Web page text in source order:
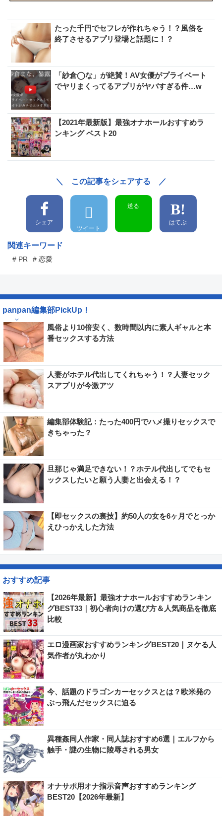
たった千円でセフレが作れちゃう！？風俗を
終了させるアプリ登場と話題に！？
「紗倉◯な」が絶賛！AV女優がプライベート
でヤリまくってるアプリがヤバすぎる件…w
【2021年最新版】最強オナホールおすすめラ
ンキング ベスト20
＼ この記事をシェアする ／
シェア
ツイート
送る
はてぶ
関連キーワード
# PR # 恋愛
panpan編集部PickUp！
風俗より10倍安く、数時間以内に素人ギャルと本
番セックスする方法
人妻がホテル代出してくれちゃう！？人妻セック
スアプリが今激アツ
編集部体験記：たった400円でハメ撮りセックスで
きちゃった？
旦那じゃ満足できない！？ホテル代出してでもセ
ックスしたいと願う人妻と出会える！？
【即セックスの裏技】約50人の女を6ヶ月でとっか
えひっかえした方法
おすすめ記事
【2026年最新】最強オナホールおすすめランキン
グBEST33｜初心者向けの選び方＆人気商品を徹底
比較
エロ漫画家おすすめランキングBEST20｜ヌケる人
気作者が丸わかり
今、話題のドラゴンカーセックスとは？欧米発の
ぶっ飛んだセックスに迫る
異種姦同人作家・同人誌おすすめ6選｜エルフから
触手・謎の生物に陵辱される男女
オナサポ用オナ指示音声おすすめランキング
BEST20【2026年最新】